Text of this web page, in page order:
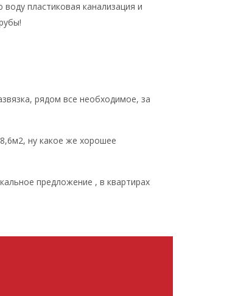
пластиковая канализация и
рядом все необходимое, за
ну какое же хорошее
предложение , в квартирах